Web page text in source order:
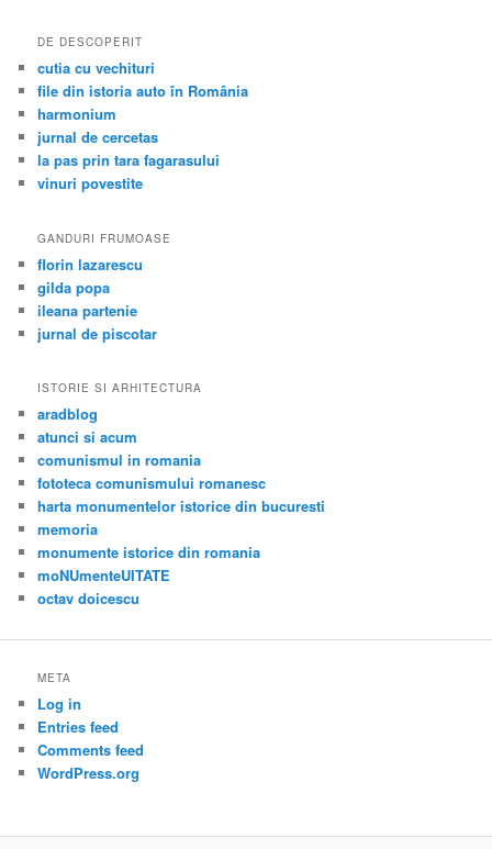
DE DESCOPERIT
cutia cu vechituri
file din istoria auto în România
harmonium
jurnal de cercetas
la pas prin tara fagarasului
vinuri povestite
GANDURI FRUMOASE
florin lazarescu
gilda popa
ileana partenie
jurnal de piscotar
ISTORIE SI ARHITECTURA
aradblog
atunci si acum
comunismul in romania
fototeca comunismului romanesc
harta monumentelor istorice din bucuresti
memoria
monumente istorice din romania
moNUmenteUITATE
octav doicescu
META
Log in
Entries feed
Comments feed
WordPress.org